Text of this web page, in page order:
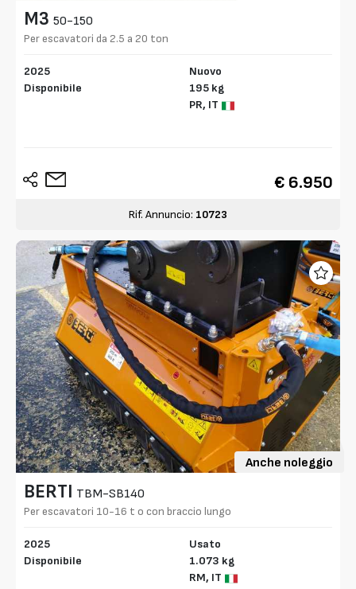
M3 50-150
Per escavatori da 2.5 a 20 ton
2025
Disponibile
Nuovo
195 kg
PR, IT
€ 6.950
Rif. Annuncio: 10723
Anche noleggio
BERTI TBM-SB140
Per escavatori 10-16 t o con braccio lungo
2025
Disponibile
Usato
1.073 kg
RM, IT